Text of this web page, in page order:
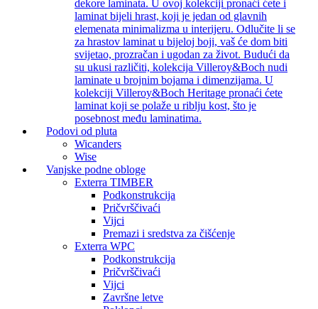
dekore laminata. U ovoj kolekciji pronaći ćete i
laminat bijeli hrast, koji je jedan od glavnih
elemenata minimalizma u interijeru. Odlučite li se
za hrastov laminat u bijeloj boji, vaš će dom biti
svijetao, prozračan i ugodan za život. Budući da
su ukusi različiti, kolekcija Villeroy&Boch nudi
laminate u brojnim bojama i dimenzijama. U
kolekciji Villeroy&Boch Heritage pronaći ćete
laminat koji se polaže u riblju kost, što je
posebnost među laminatima.
Podovi od pluta
Wicanders
Wise
Vanjske podne obloge
Exterra TIMBER
Podkonstrukcija
Pričvrščivaći
Vijci
Premazi i sredstva za čišćenje
Exterra WPC
Podkonstrukcija
Pričvrščivaći
Vijci
Završne letve